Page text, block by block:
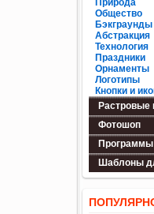
Природа
Общество
Бэкграунды
Абстракция
Технология
Праздники
Орнаменты
Логотипы
Кнопки и
Растровые
Фотошоп
Программы
Шаблоны